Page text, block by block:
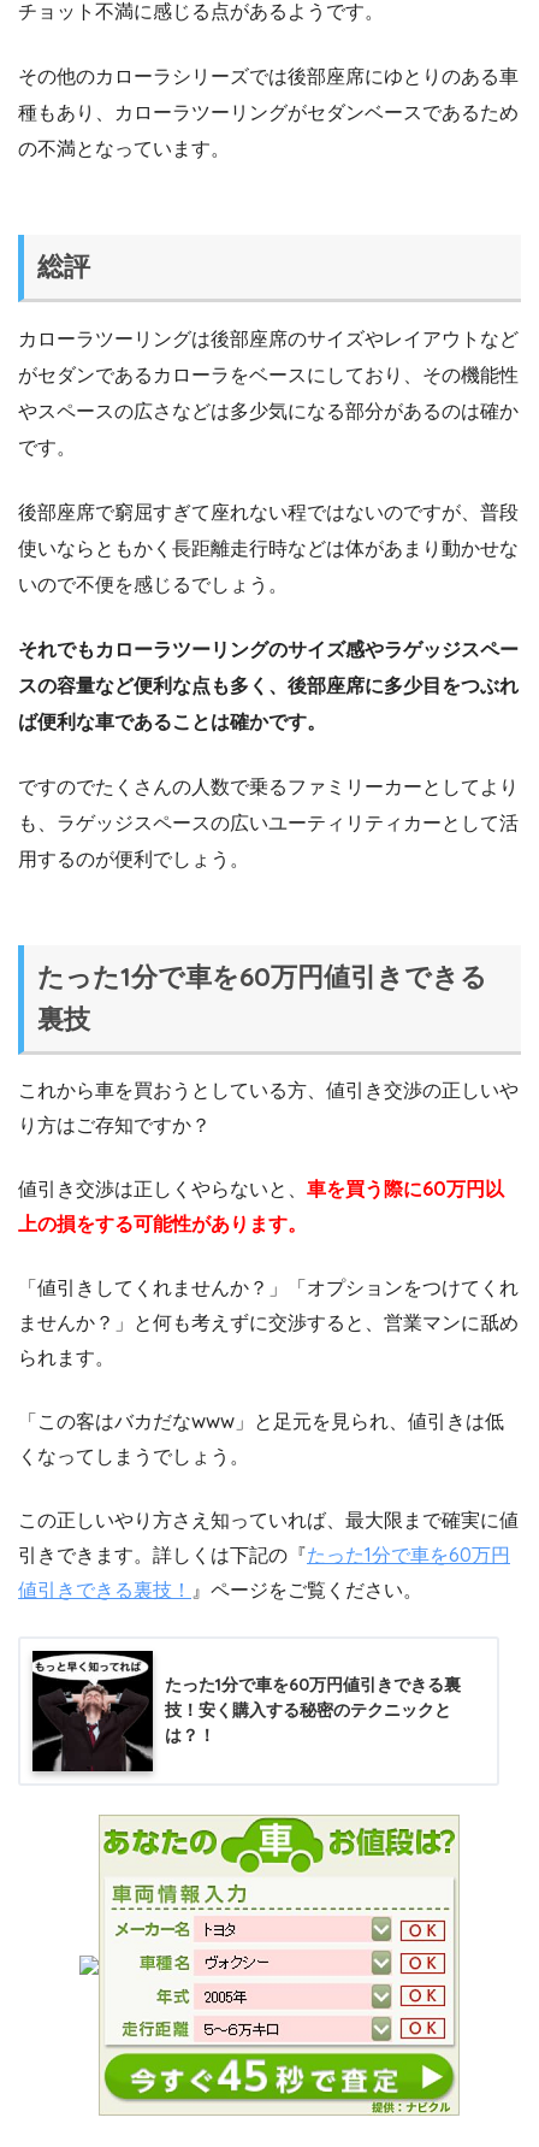
チョット不満に感じる点があるようです。
その他のカローラシリーズでは後部座席にゆとりのある車
種もあり、カローラツーリングがセダンベースであるため
の不満となっています。
総評
カローラツーリングは後部座席のサイズやレイアウトなど
がセダンであるカローラをベースにしており、その機能性
やスペースの広さなどは多少気になる部分があるのは確か
です。
後部座席で窮屈すぎて座れない程ではないのですが、普段
使いならともかく長距離走行時などは体があまり動かせな
いので不便を感じるでしょう。
それでもカローラツーリングのサイズ感やラゲッジスペー
スの容量など便利な点も多く、後部座席に多少目をつぶれ
ば便利な車であることは確かです。
ですのでたくさんの人数で乗るファミリーカーとしてより
も、ラゲッジスペースの広いユーティリティカーとして活
用するのが便利でしょう。
たった1分で車を60万円値引きできる
裏技
これから車を買おうとしている方、値引き交渉の正しいや
り方はご存知ですか？
値引き交渉は正しくやらないと、 車を買う際に60万円以
上の損をする可能性があります。
「値引きしてくれませんか？」「オプションをつけてくれ
ませんか？」と何も考えずに交渉すると、営業マンに舐め
られます。
「この客はバカだなwww」と足元を見られ、値引きは低
くなってしまうでしょう。
この正しいやり方さえ知っていれば、最大限まで確実に値
引きできます。詳しくは下記の『たった1分で車を60万円
値引きできる裏技！ 』ページをご覧ください。
たった1分で車を60万円値引きできる裏
技！安く購入する秘密のテクニックと
は？！